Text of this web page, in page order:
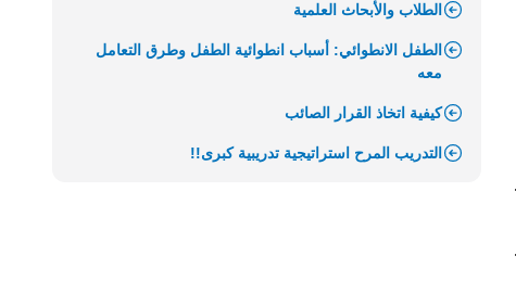
الطلاب والأبحاث العلمية
الطفل الانطوائي: أسباب انطوائية الطفل وطرق التعامل
معه
كيفية اتخاذ القرار الصائب
التدريب المرح استراتيجية تدريبية كبرى!!